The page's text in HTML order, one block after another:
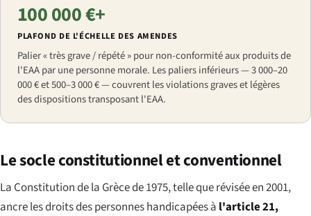
100 000 €+
PLAFOND DE L'ÉCHELLE DES AMENDES
Palier « très grave / répété » pour non-conformité aux produits de
l'EAA par une personne morale. Les paliers inférieurs — 3 000–20
000 € et 500–3 000 € — couvrent les violations graves et légères
des dispositions transposant l'EAA.
Le socle constitutionnel et conventionnel
La Constitution de la Grèce de 1975, telle que révisée en 2001,
ancre les droits des personnes handicapées à l'article 21,